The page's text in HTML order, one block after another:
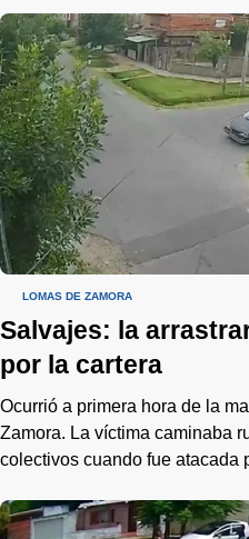
LOMAS DE ZAMORA
Salvajes: la
por la cartera
Ocurrió a primera hora de la
Zamora. La víctima caminaba
colectivos cuando fue atacada